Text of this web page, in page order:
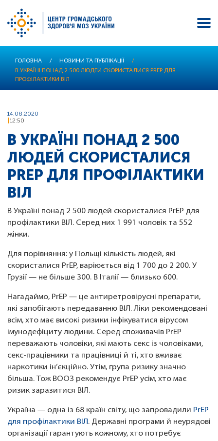
ГОЛОВНА / НОВИНИ ТА ПУБЛІКАЦІЇ
/
В УКРАЇНІ ПОНАД 2 500 ЛЮДЕЙ СКОРИСТАЛИСЯ PREP ДЛЯ
ПРОФІЛАКТИКИ ВІЛ
14.08.2020
12:50
В УКРАЇНІ ПОНАД 2 500
ЛЮДЕЙ СКОРИСТАЛИСЯ
PREP ДЛЯ ПРОФІЛАКТИКИ
ВІЛ
В Україні понад 2 500 людей скористалися PrEP для
профілактики ВІЛ. Серед них 1 991 чоловік та 552
жінки.
Для порівняння: у Польщі кількість людей, які
скористалися PrEP, варіюється від 1 700 до 2 200. У
Грузії — не більше 300. В Італії — близько 600.
Нагадаймо, PrEP — це антиретровірусні препарати,
які запобігають передаванню ВІЛ. Ліки рекомендовані
всім, хто має високі ризики інфікуватися вірусом
імунодефіциту людини. Серед споживачів PrEP
переважають чоловіки, які мають секс із чоловіками,
секс-працівники та працівниці й ті, хто вживає
наркотики ін’єкційно. Утім, група ризику значно
більша. Тож ВООЗ рекомендує PrEP усім, хто має
ризик заразитися ВІЛ.
Україна — одна із 68 країн світу, що запровадили PrEP
для профілактики ВІЛ . Державні програми й неурядові
організації гарантують кожному, хто потребує